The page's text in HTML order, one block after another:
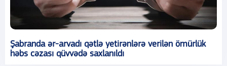
Şabranda ər-arvadı qətlə yetirənlərə verilən ömürlük
həbs cəzası qüvvədə saxlanıldı